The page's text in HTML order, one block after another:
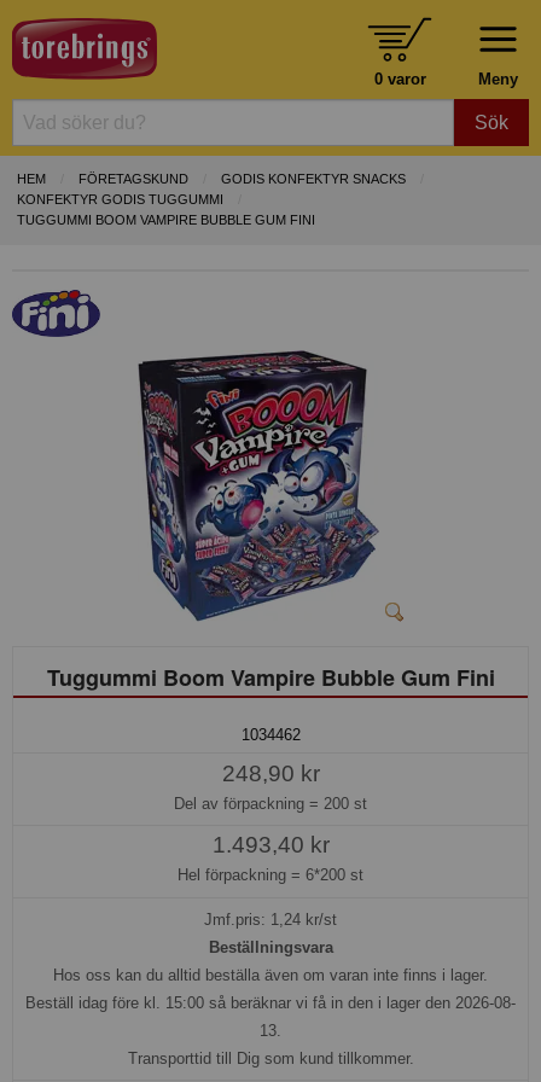
Meny
0 varor
Sök
HEM FÖRETAGSKUND
GODIS KONFEKTYR SNACKS
KONFEKTYR GODIS TUGGUMMI
TUGGUMMI BOOM VAMPIRE BUBBLE GUM FINI
Tuggummi Boom Vampire Bubble Gum Fini
1034462
248,90 kr
Del av förpackning = 200 st
1.493,40 kr
Hel förpackning = 6*200 st
Jmf.pris: 1,24 kr/st
Beställningsvara
Hos oss kan du alltid beställa även om varan inte finns i lager.
Beställ idag före kl. 15:00 så beräknar vi få in den i lager den 2026-08-
13.
Transporttid till Dig som kund tillkommer.